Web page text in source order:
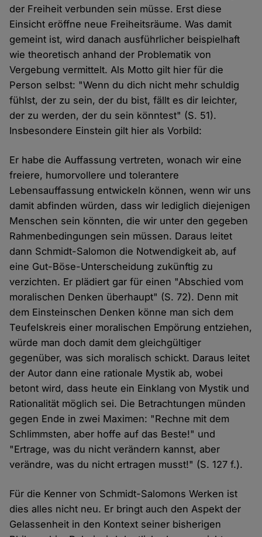
der Freiheit verbunden sein müsse. Erst diese
Einsicht eröffne neue Freiheitsräume. Was damit
gemeint ist, wird danach ausführlicher beispielhaft
wie theoretisch anhand der Problematik von
Vergebung vermittelt. Als Motto gilt hier für die
Person selbst: "Wenn du dich nicht mehr schuldig
fühlst, der zu sein, der du bist, fällt es dir leichter,
der zu werden, der du sein könntest" (S. 51).
Insbesondere Einstein gilt hier als Vorbild:
Er habe die Auffassung vertreten, wonach wir eine
freiere, humorvollere und tolerantere
Lebensauffassung entwickeln können, wenn wir uns
damit abfinden würden, dass wir lediglich diejenigen
Menschen sein könnten, die wir unter den gegeben
Rahmenbedingungen sein müssen. Daraus leitet
dann Schmidt-Salomon die Notwendigkeit ab, auf
eine Gut-Böse-Unterscheidung zukünftig zu
verzichten. Er plädiert gar für einen "Abschied vom
moralischen Denken überhaupt" (S. 72). Denn mit
dem Einsteinschen Denken könne man sich dem
Teufelskreis einer moralischen Empörung entziehen,
würde man doch damit dem gleichgültiger
gegenüber, was sich moralisch schickt. Daraus leitet
der Autor dann eine rationale Mystik ab, wobei
betont wird, dass heute ein Einklang von Mystik und
Rationalität möglich sei. Die Betrachtungen münden
gegen Ende in zwei Maximen: "Rechne mit dem
Schlimmsten, aber hoffe auf das Beste!" und
"Ertrage, was du nicht verändern kannst, aber
verändre, was du nicht ertragen musst!" (S. 127 f.).
Für die Kenner von Schmidt-Salomons Werken ist
dies alles nicht neu. Er bringt auch den Aspekt der
Gelassenheit in den Kontext seiner bisherigen